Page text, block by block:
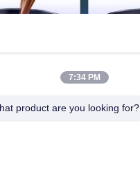
7:34 PM
product are you looking for?